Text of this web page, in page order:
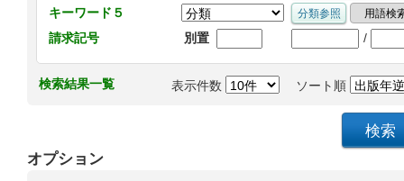
キーワード５
請求記号
別置 /
検索結果一覧 表示件数 ソート順
オプション